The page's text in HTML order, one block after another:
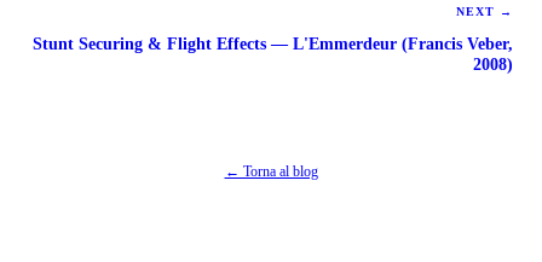
NEXT →
Stunt Securing & Flight Effects — L'Emmerdeur (Francis Veber,
2008)
← Torna al blog